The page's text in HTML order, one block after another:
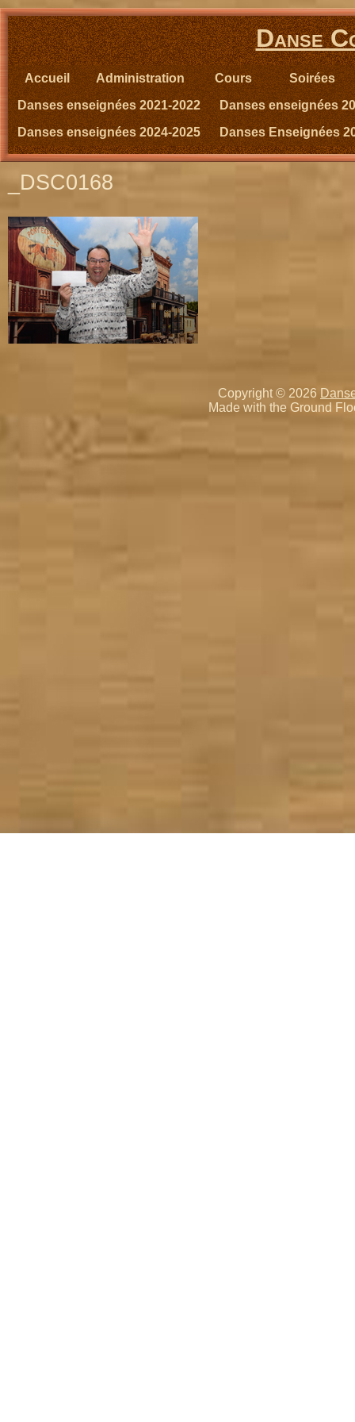
Danse
Accueil Administration Cours
Soirées
Danses enseignées 2021-2022
Danses enseignées
Danses enseignées 2024-2025
Danses Enseignées
_DSC0168
Copyright © 2026
Made with the Ground